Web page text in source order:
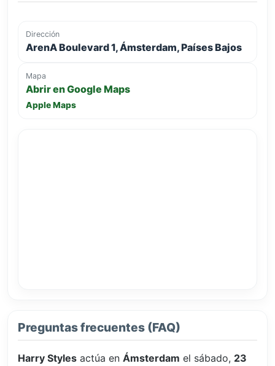
Dirección
ArenA Boulevard 1, Ámsterdam, Países Bajos
Mapa
Abrir en Google Maps
Apple Maps
Preguntas frecuentes (FAQ)
Harry Styles actúa en Ámsterdam el sábado, 23